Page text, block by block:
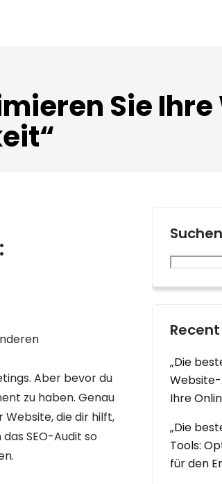
Sie
Aber bevor du
zu haben. Genau
Website, die dir hilft,
SEO-Audit so
Suchen
„Die
Website-
Ihre
„Die
Tools:
für den